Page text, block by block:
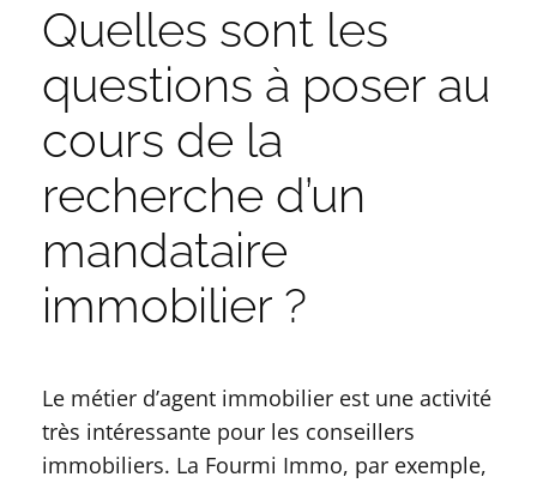
Quelles sont les
questions à poser au
cours de la
recherche d’un
mandataire
immobilier ?
Le métier d’agent immobilier est une activité
très intéressante pour les conseillers
immobiliers. La Fourmi Immo, par exemple,